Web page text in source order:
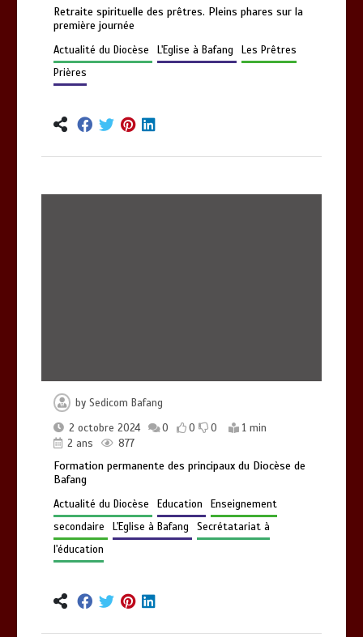
Retraite spirituelle des prêtres. Pleins phares sur la
première journée
Actualité du Diocèse L'Eglise à Bafang
Les Prêtres
Prières
bySedicom Bafang
2 octobre 2024
0 0 0
1 min
2 ans
877
Formation permanente des principaux du Diocèse de
Bafang
Actualité du Diocèse Education
Enseignement
secondaire
L'Eglise à Bafang
Secrétatariat à
l'éducation